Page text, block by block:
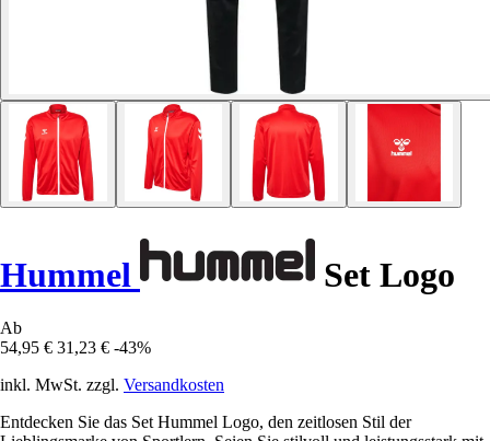
Hummel Set Logo
Ab
54,95 € 31,23 € -43%
inkl. MwSt. zzgl. Versandkosten
Entdecken Sie das Set Hummel Logo, den zeitlosen Stil der